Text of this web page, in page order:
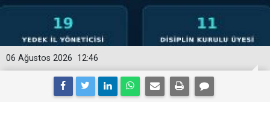
12:46
06 Ağustos 2026